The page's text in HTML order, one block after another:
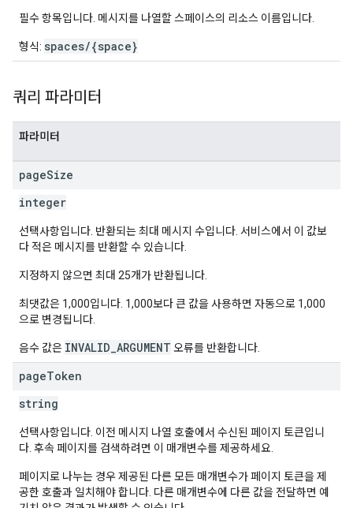
필수 항목입니다. 메시지를 나열할 스페이스의 리소스 이름입니다.
형식: spaces/{space}
쿼리 파라미터
파라미터
pageSize
integer
선택사항입니다. 반환되는 최대 메시지 수입니다. 서비스에서 이 값보
다 적은 메시지를 반환할 수 있습니다.
지정하지 않으면 최대 25개가 반환됩니다.
최댓값은 1,000입니다. 1,000보다 큰 값을 사용하면 자동으로 1,000
으로 변경됩니다.
음수 값은 INVALID_ARGUMENT 오류를 반환합니다.
pageToken
string
선택사항입니다. 이전 메시지 나열 호출에서 수신된 페이지 토큰입니
다. 후속 페이지를 검색하려면 이 매개변수를 제공하세요.
페이지로 나누는 경우 제공된 다른 모든 매개변수가 페이지 토큰을 제
공한 호출과 일치해야 합니다. 다른 매개변수에 다른 값을 전달하면 예